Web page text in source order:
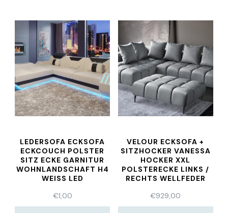
LEDERSOFA ECKSOFA
ECKCOUCH POLSTER
SITZ ECKE GARNITUR
WOHNLANDSCHAFT H4
WEISS LED
€1,00
VELOUR ECKSOFA +
SITZHOCKER VANESSA
HOCKER XXL
POLSTERECKE LINKS /
RECHTS WELLFEDER
€929,00